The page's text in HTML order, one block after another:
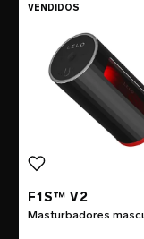
VENDIDOS
F1S™ V2
Masturbadores